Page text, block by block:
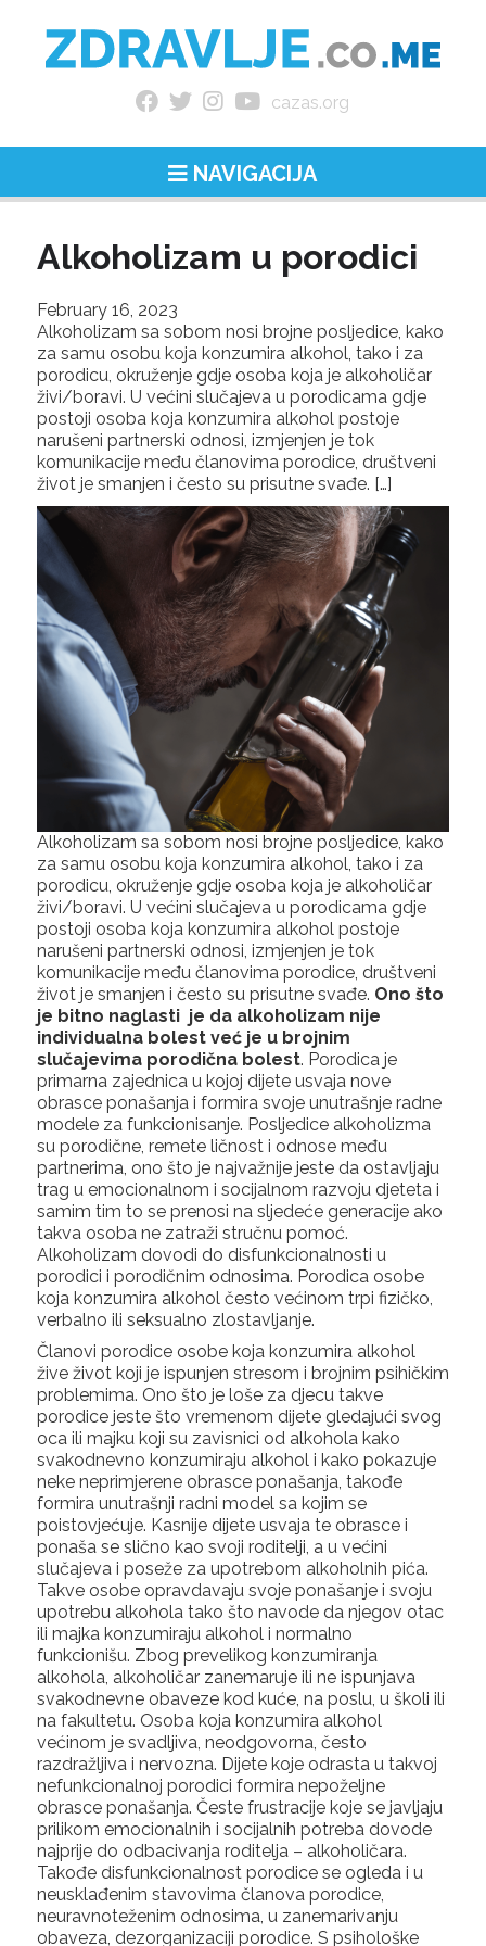
cazas.org
NAVIGACIJA
Alkoholizam u porodici
February 16, 2023
Alkoholizam sa sobom nosi brojne posljedice, kako
za samu osobu koja konzumira alkohol, tako i za
porodicu, okruženje gdje osoba koja je alkoholičar
živi/boravi. U većini slučajeva u porodicama gdje
postoji osoba koja konzumira alkohol postoje
narušeni partnerski odnosi, izmjenjen je tok
komunikacije među članovima porodice, društveni
život je smanjen i često su prisutne svađe. […]
Alkoholizam sa sobom nosi brojne posljedice, kako
za samu osobu koja konzumira alkohol, tako i za
porodicu, okruženje gdje osoba koja je alkoholičar
živi/boravi. U većini slučajeva u porodicama gdje
postoji osoba koja konzumira alkohol postoje
narušeni partnerski odnosi, izmjenjen je tok
komunikacije među članovima porodice, društveni
život je smanjen i često su prisutne svađe. Ono što
je bitno naglasti je da alkoholizam nije
individualna bolest već je u brojnim
slučajevima porodična bolest. Porodica je
primarna zajednica u kojoj dijete usvaja nove
obrasce ponašanja i formira svoje unutrašnje radne
modele za funkcionisanje. Posljedice alkoholizma
su porodične, remete ličnost i odnose među
partnerima, ono što je najvažnije jeste da ostavljaju
trag u emocionalnom i socijalnom razvoju djeteta i
samim tim to se prenosi na sljedeće generacije ako
takva osoba ne zatraži stručnu pomoć.
Alkoholizam dovodi do disfunkcionalnosti u
porodici i porodičnim odnosima. Porodica osobe
koja konzumira alkohol često većinom trpi fizičko,
verbalno ili seksualno zlostavljanje.
Članovi porodice osobe koja konzumira alkohol
žive život koji je ispunjen stresom i brojnim psihičkim
problemima. Ono što je loše za djecu takve
porodice jeste što vremenom dijete gledajući svog
oca ili majku koji su zavisnici od alkohola kako
svakodnevno konzumiraju alkohol i kako pokazuje
neke neprimjerene obrasce ponašanja, takođe
formira unutrašnji radni model sa kojim se
poistovjećuje. Kasnije dijete usvaja te obrasce i
ponaša se slično kao svoji roditelji, a u većini
slučajeva i poseže za upotrebom alkoholnih pića.
Takve osobe opravdavaju svoje ponašanje i svoju
upotrebu alkohola tako što navode da njegov otac
ili majka konzumiraju alkohol i normalno
funkcionišu. Zbog prevelikog konzumiranja
alkohola, alkoholičar zanemaruje ili ne ispunjava
svakodnevne obaveze kod kuće, na poslu, u školi ili
na fakultetu. Osoba koja konzumira alkohol
većinom je svadljiva, neodgovorna, često
razdražljiva i nervozna. Dijete koje odrasta u takvoj
nefunkcionalnoj porodici formira nepoželjne
obrasce ponašanja. Česte frustracije koje se javljaju
prilikom emocionalnih i socijalnih potreba dovode
najprije do odbacivanja roditelja – alkoholičara.
Takođe disfunkcionalnost porodice se ogleda i u
neusklađenim stavovima članova porodice,
neuravnoteženim odnosima, u zanemarivanju
obaveza, dezorganizaciji porodice. S psihološke